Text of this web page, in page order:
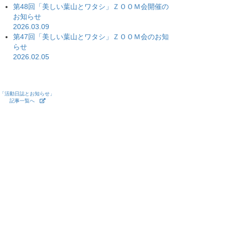
第48回「美しい葉山とワタシ」ＺＯＯＭ会開催の
お知らせ
2026.03.09
第47回「美しい葉山とワタシ」ＺＯＯＭ会のお知
らせ
2026.02.05
「活動日誌とお知らせ」
記事一覧へ